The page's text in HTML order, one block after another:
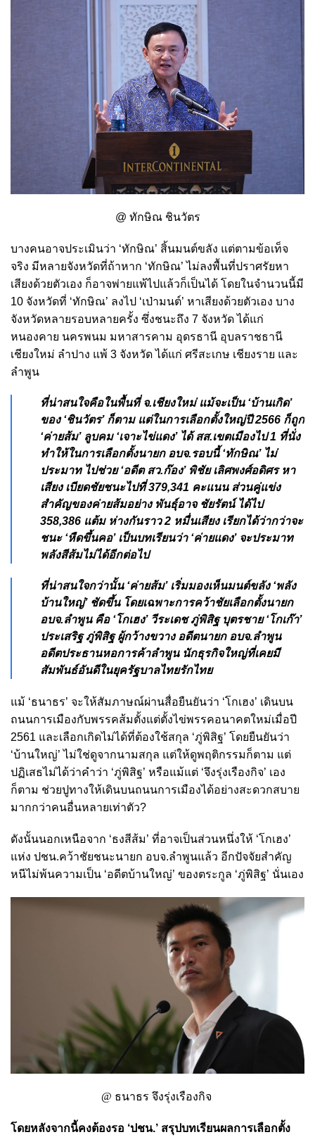
@ ทักษิณ ชินวัตร
บางคนอาจประเมินว่า ‘ทักษิณ’ สิ้นมนต์ขลัง แต่ตามข้อเท็จ
จริง มีหลายจังหวัดที่ถ้าหาก ‘ทักษิณ’ ไม่ลงพื้นที่ปราศรัยหา
เสียงด้วยตัวเอง ก็อาจพ่ายแพ้ไปแล้วก็เป็นได้ โดยในจำนวนนี้มี
10 จังหวัดที่ ‘ทักษิณ’ ลงไป ‘เป่ามนต์’ หาเสียงด้วยตัวเอง บาง
จังหวัดหลายรอบหลายครั้ง ซึ่งชนะถึง 7 จังหวัด ได้แก่
หนองคาย นครพนม มหาสารคาม อุดรธานี อุบลราชธานี
เชียงใหม่ ลำปาง แพ้ 3 จังหวัด ได้แก่ ศรีสะเกษ เชียงราย และ
ลำพูน
ที่น่าสนใจคือในพื้นที่ จ.เชียงใหม่ แม้จะเป็น ‘บ้านเกิด’
ของ ‘ชินวัตร’ ก็ตาม แต่ในการเลือกตั้งใหญ่ปี 2566 ก็ถูก
‘ค่ายส้ม’ ลูบคม ‘เจาะไข่แดง’ ได้ สส.เขตเมืองไป 1 ที่นั่ง
ทำให้ในการเลือกตั้งนายก อบจ.รอบนี้ ‘ทักษิณ’ ไม่
ประมาท ไปช่วย ‘อดีต สว.ก๊อง’ พิชัย เลิศพงศ์อดิศร หา
เสียง เบียดชัยชนะไปที่ 379,341 คะแนน ส่วนคู่แข่ง
สำคัญของค่ายส้มอย่าง พันธุ์อาจ ชัยรัตน์ ได้ไป
358,386 แต้ม ห่างกันราว 2 หมื่นเสียง เรียกได้ว่ากว่าจะ
ชนะ ‘หืดขึ้นคอ’ เป็นบทเรียนว่า ‘ค่ายแดง’ จะประมาท
พลังสีส้มไม่ได้อีกต่อไป
ที่น่าสนใจกว่านั้น ‘ค่ายส้ม’ เริ่มมองเห็นมนต์ขลัง ‘พลัง
บ้านใหญ่’ ชัดขึ้น โดยเฉพาะการคว้าชัยเลือกตั้งนายก
อบจ.ลำพูน คือ ‘โกเฮง’ วีระเดช ภู่พิสิฐ บุตรชาย ‘โกเก๊า’
ประเสริฐ ภู่พิสิฐ ผู้กว้างขวาง อดีตนายก อบจ.ลำพูน
อดีตประธานหอการค้าลำพูน นักธุรกิจใหญ่ที่เคยมี
สัมพันธ์อันดีในยุครัฐบาลไทยรักไทย
แม้ ‘ธนาธร’ จะให้สัมภาษณ์ผ่านสื่อยืนยันว่า ‘โกเฮง’ เดินบน
ถนนการเมืองกับพรรคส้มตั้งแต่ตั้งไข่พรรคอนาคตใหม่เมื่อปี
2561 และเลือกเกิดไม่ได้ที่ต้องใช้สกุล ‘ภู่พิสิฐ’ โดยยืนยันว่า
‘บ้านใหญ่’ ไม่ใช่ดูจากนามสกุล แต่ให้ดูพฤติกรรมก็ตาม แต่
ปฏิเสธไม่ได้ว่าคำว่า ‘ภู่พิสิฐ’ หรือแม้แต่ ‘จึงรุ่งเรืองกิจ’ เอง
ก็ตาม ช่วยปูทางให้เดินบนถนนการเมืองได้อย่างสะดวกสบาย
มากกว่าคนอื่นหลายเท่าตัว?
ดังนั้นนอกเหนือจาก ‘ธงสีส้ม’ ที่อาจเป็นส่วนหนึ่งให้ ‘โกเฮง’
แห่ง ปชน.คว้าชัยชนะนายก อบจ.ลำพูนแล้ว อีกปัจจัยสำคัญ
หนีไม่พ้นความเป็น ‘อดีตบ้านใหญ่’ ของตระกูล ‘ภู่พิสิฐ’ นั่นเอง
@ ธนาธร จึงรุ่งเรืองกิจ
โดยหลังจากนี้คงต้องรอ ‘ปชน.’ สรุปบทเรียนผลการเลือกตั้ง